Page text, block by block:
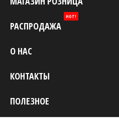
РАСПРОДАЖА
HOT!
О НАС
КОНТАКТЫ
ПОЛЕЗНОЕ